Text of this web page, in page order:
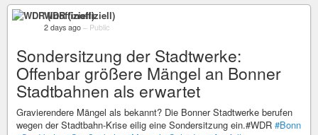
WDR (inoffiziell)
2 days ago – Public
Sondersitzung der Stadtwerke:
Offenbar größere Mängel an Bonner
Stadtbahnen als erwartet
Gravierendere Mängel als bekannt? Die Bonner Stadtwerke berufen
wegen der Stadtbahn-Krise eilig eine Sondersitzung ein.#WDR #Bonn